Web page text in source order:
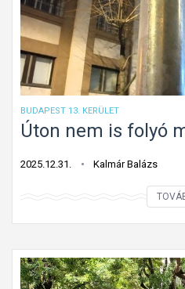
BUDAPEST 13. KERÜLET
Úton nem is folyó
2025.12.31. Kalmár Balázs